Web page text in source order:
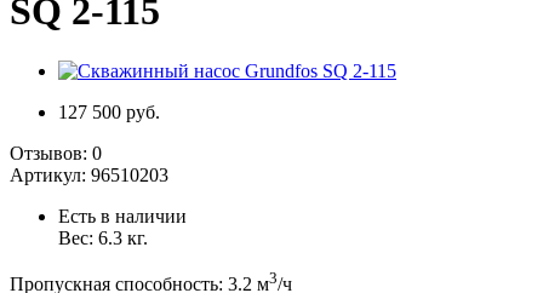
SQ 2-115
127 500 руб.
Отзывов: 0
Артикул: 96510203
Есть в наличии
Вес: 6.3 кг.
Пропускная способность: 3.2 м3/ч